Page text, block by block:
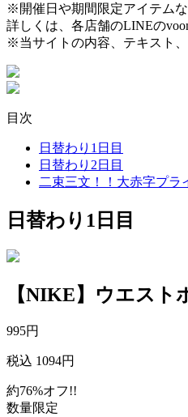
※開催日や期間限定アイテム
詳しくは、各店舗のLINEの
※当サイトの内容、テキスト
目次
日替わり1日目
日替わり2日目
二束三文！！大赤字プラ
日替わり1日目
【NIKE】ウエスト
995円
税込 1094円
約76%オフ!!
数量限定